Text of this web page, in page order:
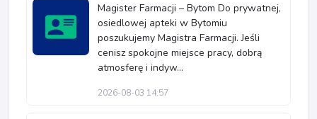
Magister Farmacji – Bytom Do prywatnej,
osiedlowej apteki w Bytomiu
poszukujemy Magistra Farmacji. Jeśli
cenisz spokojne miejsce pracy, dobrą
atmosferę i indyw...
2026-08-03 14:57